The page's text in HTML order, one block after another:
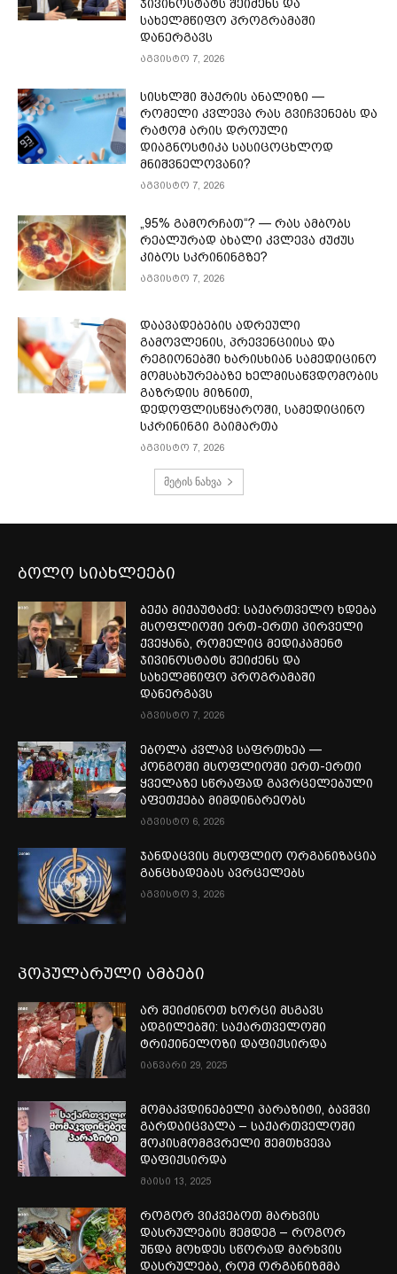
ჯივინოსტატს შეიძენს და
სახელმწიფო პროგრამაში
დანერგავს
აგვისტო 7, 2026
სისხლში შაქრის ანალიზი —
რომელი კვლევა რას გვიჩვენებს და
რატომ არის დროული
დიაგნოსტიკა სასიცოცხლოდ
მნიშვნელოვანი?
აგვისტო 7, 2026
„95% გამორჩათ“? — რას ამბობს
რეალურად ახალი კვლევა ძუძუს
კიბოს სკრინინგზე?
აგვისტო 7, 2026
დაავადებების ადრეული
გამოვლენის, პრევენციისა და
რეგიონებში ხარისხიან სამედიცინო
მომსახურებაზე ხელმისაწვდომობის
გაზრდის მიზნით,
დედოფლისწყაროში, სამედიცინო
სკრინინგი გაიმართა
აგვისტო 7, 2026
მეტის ნახვა
ბოლო სიახლეები
ბექა მიქაუტაძე: საქართველო ხდება
მსოფლიოში ერთ-ერთი პირველი
ქვეყანა, რომელიც მედიკამენტ
ჯივინოსტატს შეიძენს და
სახელმწიფო პროგრამაში
დანერგავს
აგვისტო 7, 2026
ებოლა კვლავ საფრთხეა —
კონგოში მსოფლიოში ერთ-ერთი
ყველაზე სწრაფად გავრცელებული
აფეთქება მიმდინარეობს
აგვისტო 6, 2026
ჯანდაცვის მსოფლიო ორგანიზაცია
განცხადებას ავრცელებს
აგვისტო 3, 2026
პოპულარული ამბები
არ შეიძინოთ ხორცი მსგავს
ადგილებში: საქართველოში
ტრიქინელოზი დაფიქსირდა
იანვარი 29, 2025
მომაკვდინებელი პარაზიტი, ბავშვი
გარდაიცვალა – საქართველოში
შოკისმომგვრელი შემთხვევა
დაფიქსირდა
მაისი 13, 2025
როგორ ვიკვებოთ მარხვის
დასრულების შემდეგ – როგორ
უნდა მოხდეს სწორად მარხვის
დასრულება, რომ ორგანიზმმა